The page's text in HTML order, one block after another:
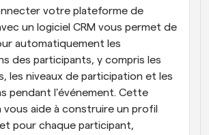
votre plateforme de
un logiciel CRM vous permet de
automatiquement les
des participants, y compris les
les niveaux de participation et les
pendant l'événement. Cette
aide à construire un profil
pour chaque participant,